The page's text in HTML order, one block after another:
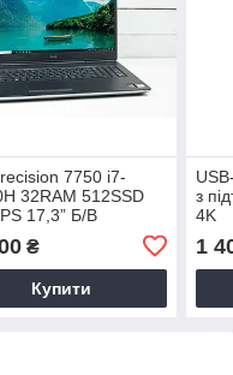
7750 i7-
32RAM 512SSD
17,3” Б/В
₴
Купити
з
4K
1